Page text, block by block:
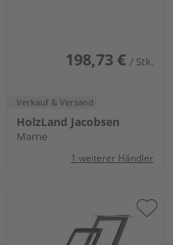
198,73 € / Stk.
Verkauf & Versand
HolzLand Jacobsen
Marne
1 weiterer Händler